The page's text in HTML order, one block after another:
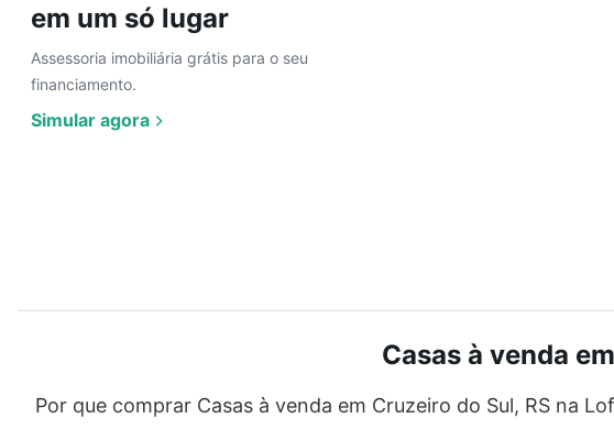
em um só lugar
Assessoria imobiliária grátis para o seu
financiamento.
Simular agora
Casas à venda
Por que comprar Casas à venda em Cruzeiro do Sul, RS na